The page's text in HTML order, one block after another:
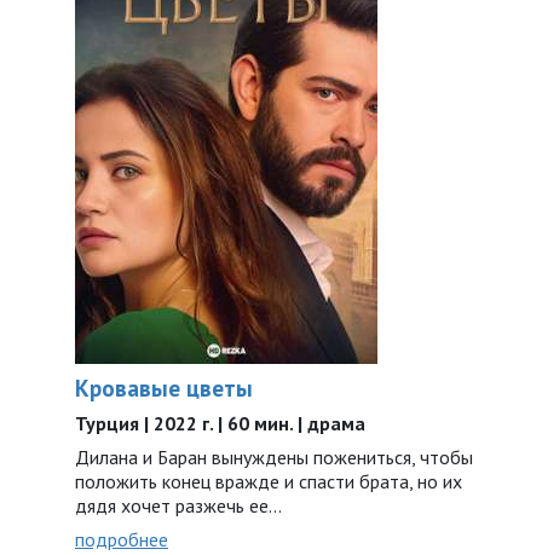
Кровавые цветы
Турция | 2022 г. | 60 мин. | драма
Дилана и Баран вынуждены пожениться, чтобы
положить конец вражде и спасти брата, но их
дядя хочет разжечь ее…
подробнее